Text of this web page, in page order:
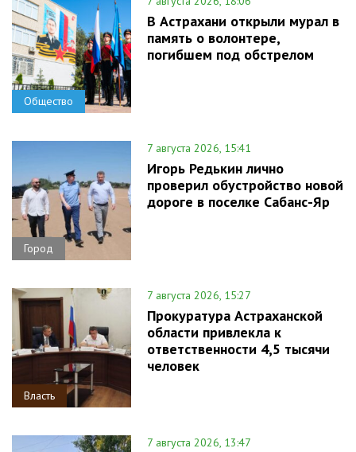
Общество
В Астрахани открыли мурал в
память о волонтере,
погибшем под обстрелом
Город
7 августа 2026, 15:41
Игорь Редькин лично
проверил обустройство новой
дороге в поселке Сабанс-Яр
Власть
7 августа 2026, 15:27
Прокуратура Астраханской
области привлекла к
ответственности 4,5 тысячи
человек
7 августа 2026, 13:47